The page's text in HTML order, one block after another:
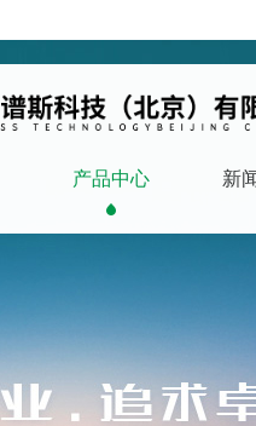
产品中心 新